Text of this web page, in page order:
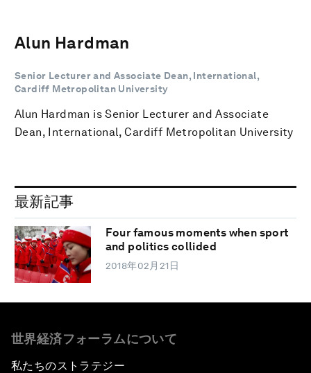
Alun Hardman
Senior Lecturer and Associate Dean, International,
Cardiff Metropolitan University
Alun Hardman is Senior Lecturer and Associate
Dean, International, Cardiff Metropolitan University
最新記事
Four famous moments when sport
and politics collided
2018年02月21日
世界経済フォーラムについて
私たちのストラテジー